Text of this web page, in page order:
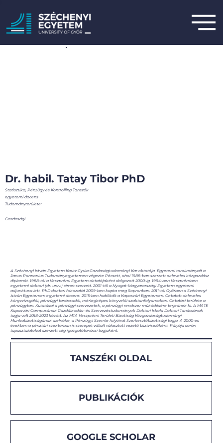
Statisztika, Pénzügy és Kontrolling Tanszék
Dr. habil. Tatay Tibor PhD
egyetemi docens
Tudományterülete:
Gazdasági
A Széchenyi István Egyetem Kautz Gyula Gazdaságtudományi Kar oktatója. Egyetemi tanulmányait a
Janus Pannonius Tudományegyetemen végezte Pécsett, ahol 1988-ban szerzett okleveles közgazdász
diplomát. 1988-tól a Veszprémi Egyetem oktatójaként dolgozott 2000-ig. 1994-ben Veszprémben
egyetemi doktori (dr. univ.) címet szerzett. 2001-től a Nyugat-Magyarországi Egyetem egyetemi
adjunktusa lett. PhD doktori fokozatát 2009-ben kapta meg Sopronban. 2011-től Győrben a Széchenyi
István Egyetemen egyetemi docens. 2015-ben habilitált a Kaposvári Egyetemen. Oktatott okleveles
könyvvizsgálói, pénzügyi tanácsadói, mérlegképes könyvelői szaktanfolyamokon. Oktatási területe a
pénzügytan. Kutatásai a pénzügyi szervezetek, a pénzügyi rendszer működésére terjednek ki. A MATE
Kaposvári Campusának Gazdálkodás- és Szervezéstudományok Doktori Iskola Doktori Tanácsának
tagja volt 2018-2023 között. Az MTA Veszprémi Területi Bizottság Közgazdaságtudományi
Munkabizottságának alelnöke, a Pénzügyi Szemle folyóirat Szerkesztőbizottsági tagja. A 2000-es
években a pénztári szektorban is szerepet vállalt választott vezető tisztviselőként. Pályája során
tapasztalatokat szerzett cég igazgatótanácsi tagjaként.
TANSZÉKI OLDAL
PUBLIKÁCIÓK
GOOGLE SCHOLAR